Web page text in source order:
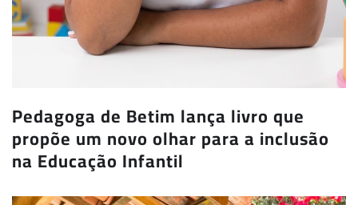
Pedagoga de Betim lança livro que
propõe um novo olhar para a inclusão
na Educação Infantil